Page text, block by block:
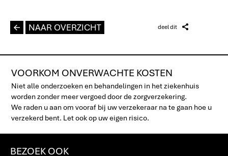
deel dit Z
L NAAR OVERZICHT
VOORKOM ONVERWACHTE KOSTEN
Niet alle onderzoeken en behandelingen in het ziekenhuis
worden zonder meer vergoed door de zorgverzekering.
We raden u aan om vooraf bij uw verzekeraar na te gaan hoe u
verzekerd bent. Let ook op uw eigen risico.
BEZOEK OOK